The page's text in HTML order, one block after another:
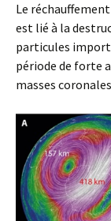
Le
est lié à la
particules
période de forte
masses